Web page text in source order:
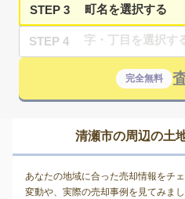
STEP 3
STEP 4
完全無料
清瀬市の周辺の土
あなたの地域に合った売却情報をチ
変動や、実際の売却事例を見てみまし